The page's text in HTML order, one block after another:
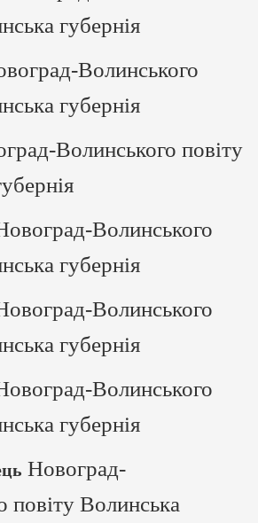
губернія
Волинського
губернія
Волинського повіту
Волинського
губернія
Волинського
губернія
Волинського
губернія
Новоград-
повіту Волинська